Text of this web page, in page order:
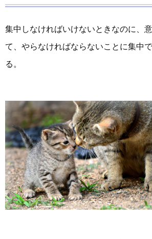
集中しなければいけないときなのに、
て、やらなければならないことに集中
る。